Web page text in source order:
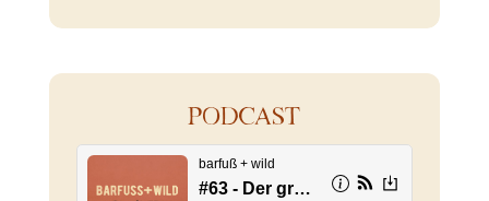
PODCAST